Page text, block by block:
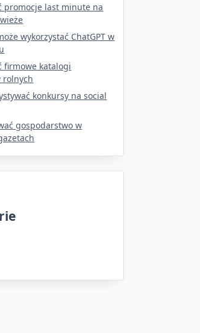
promocje last minute na
wykorzystać ChatGPT w
firmowe katalogi
rolnych
konkursy na social
gospodarstwo w